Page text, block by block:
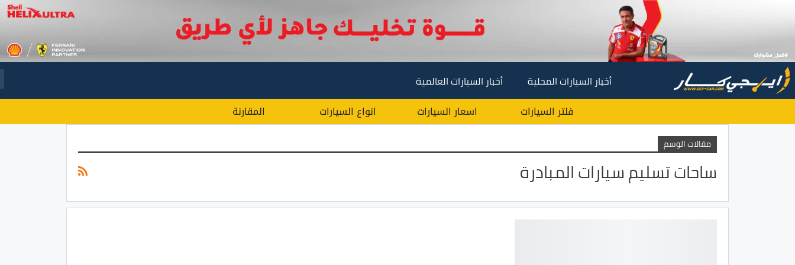
أخبار السيارات المحلية أخبار السيارات العالمية
فلتر السيارات اسعار السيارات انواع السيارات المقارنة
مقالات الوسم
ساحات تسليم سيارات المبادرة